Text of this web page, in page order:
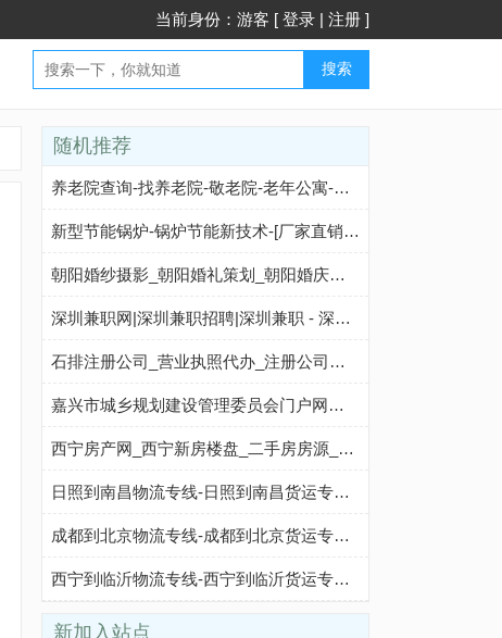
当前身份：游客 [ 登录 | 注册 ]
搜索
随机推荐
养老院查询-找养老院-敬老院-老年公寓-养老机构-春座养老网
新型节能锅炉-锅炉节能新技术-[厂家直销]中正锅炉厂家
朝阳婚纱摄影_朝阳婚礼策划_朝阳婚庆服务-114结婚网
深圳兼职网|深圳兼职招聘|深圳兼职 - 深圳兼职企鹅
石排注册公司_营业执照代办_注册公司流程和费用_代理记账_极刻财税
嘉兴市城乡规划建设管理委员会门户网站宜居城市网天天房展会商品房销售备案信息即时发布
西宁房产网_西宁新房楼盘_二手房房源_西宁房价_YY西宁看房网
日照到南昌物流专线-日照到南昌货运专线-日照至南昌物流公司-就发物流网
成都到北京物流专线-成都到北京货运专线-成都至北京物流公司-就发物流网
西宁到临沂物流专线-西宁到临沂货运专线-西宁物流公司-就发物流网
新加入站点